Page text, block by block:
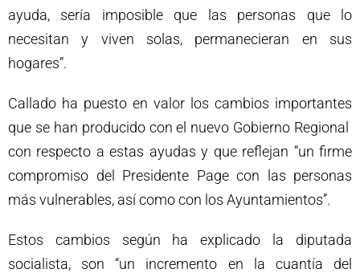
ayuda, sería imposible que las personas que lo
necesitan y viven solas, permanecieran en sus
hogares”.
Callado ha puesto en valor los cambios importantes
que se han producido con el nuevo Gobierno Regional
con respecto a estas ayudas y que reflejan “un firme
compromiso del Presidente Page con las personas
más vulnerables, así como con los Ayuntamientos”.
Estos cambios según ha explicado la diputada
socialista, son “un incremento en la cuantía del